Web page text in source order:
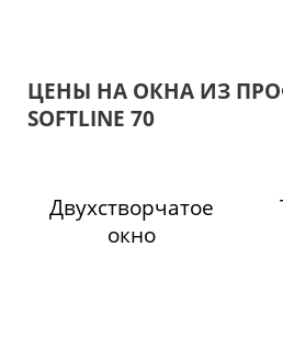
ЦЕНЫ НА ОКНА ИЗ
SOFTLINE 70
Двухстворчатое
окно